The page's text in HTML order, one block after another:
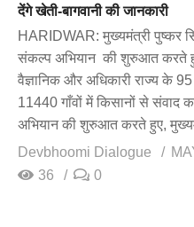
देंगे खेती-बागवानी की जानकारी
HARIDWAR: मुख्यमंत्री पुष्कर
संकल्प अभियान की शुरुआत करते
वैज्ञानिक और अधिकारी राज्य के
11440 गाँवों में किसानों से संवाद
अभियान की शुरुआत करते हुए,
Devbhoomi Dialogue
36
0